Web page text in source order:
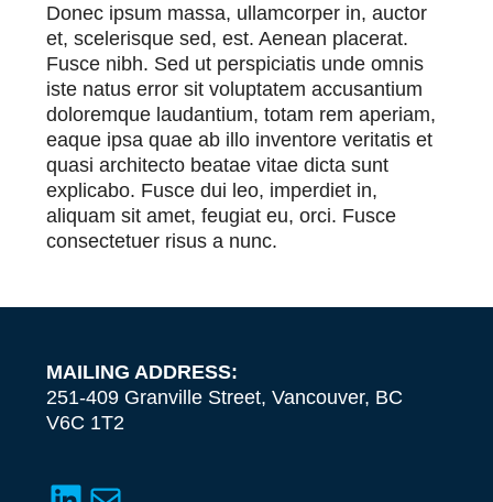
Donec ipsum massa, ullamcorper in, auctor
et, scelerisque sed, est. Aenean placerat.
Fusce nibh. Sed ut perspiciatis unde omnis
iste natus error sit voluptatem accusantium
doloremque laudantium, totam rem aperiam,
eaque ipsa quae ab illo inventore veritatis et
quasi architecto beatae vitae dicta sunt
explicabo. Fusce dui leo, imperdiet in,
aliquam sit amet, feugiat eu, orci. Fusce
consectetuer risus a nunc.
MAILING ADDRESS:
251-409 Granville Street, Vancouver, BC
V6C 1T2
LinkedIn